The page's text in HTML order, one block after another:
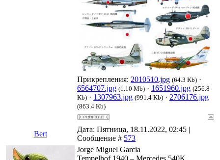
Прикрепления: 2010510.jpg (64.3 Kb) ·
6564707.jpg (1.10 Mb) · 1651960.jpg (256.8
Kb) · 1307963.jpg (991.4 Kb) · 2706176.jpg
(863.4 Kb)
Bert
Дата: Пятница, 18.11.2022, 02:45 |
Сообщение # 573
Jorge Miguel Garcia
Tempelhof 1940 – Mercedes 540K